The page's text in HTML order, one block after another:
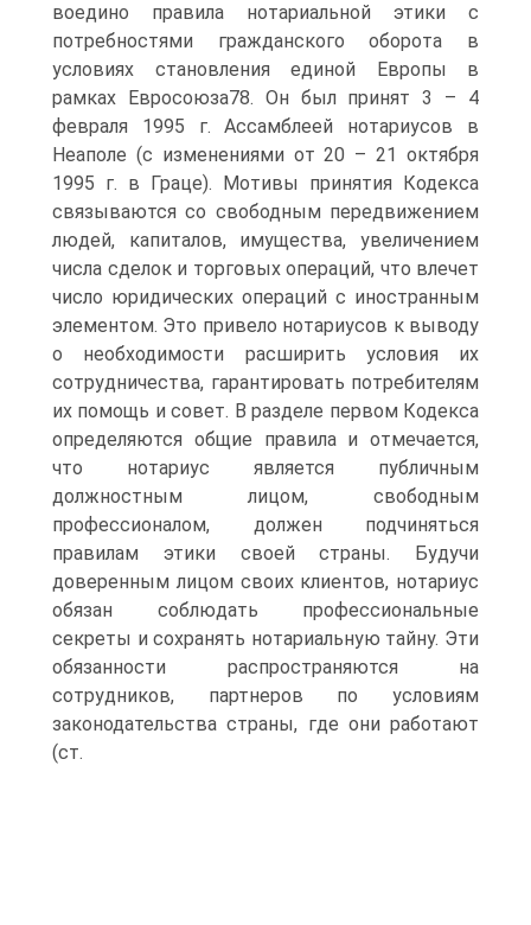
воедино правила нотариальной этики с
потребностями гражданского оборота в
условиях становления единой Европы в
рамках Евросоюза78. Он был принят 3 – 4
февраля 1995 г. Ассамблеей нотариусов в
Неаполе (с изменениями от 20 – 21 октября
1995 г. в Граце). Мотивы принятия Кодекса
связываются со свободным передвижением
людей, капиталов, имущества, увеличением
числа сделок и торговых операций, что влечет
число юридических операций с иностранным
элементом. Это привело нотариусов к выводу
о необходимости расширить условия их
сотрудничества, гарантировать потребителям
их помощь и совет. В разделе первом Кодекса
определяются общие правила и отмечается,
что нотариус является публичным
должностным лицом, свободным
профессионалом, должен подчиняться
правилам этики своей страны. Будучи
доверенным лицом своих клиентов, нотариус
обязан соблюдать профессиональные
секреты и сохранять нотариальную тайну. Эти
обязанности распространяются на
сотрудников, партнеров по условиям
законодательства страны, где они работают
(ст.